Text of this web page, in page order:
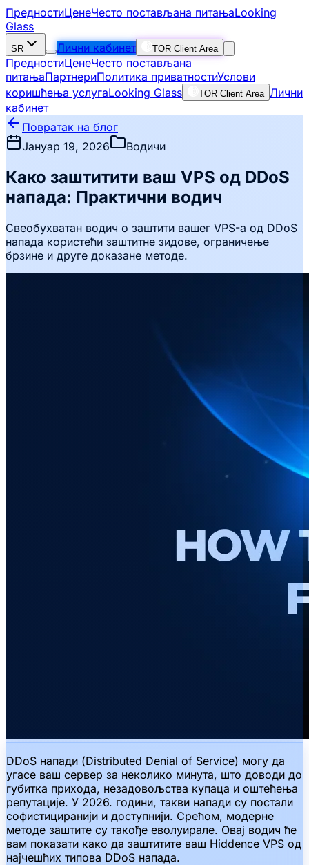
ПредностиЦенеЧесто постављана питањаLooking
Glass
SR Лични кабинет TOR Client Area
ПредностиЦенеЧесто постављана
питањаПартнериПолитика приватностиУслови
коришћења услугаLooking Glass TOR Client Area Лични
кабинет
Повратак на блог
Јануар 19, 2026
Водичи
Како заштитити ваш VPS од DDoS
напада: Практични водич
Свеобухватан водич о заштити вашег VPS-а од DDoS
напада користећи заштитне зидове, ограничење
брзине и друге доказане методе.
DDoS напади (Distributed Denial of Service) могу да
угасе ваш сервер за неколико минута, што доводи до
губитка прихода, незадовољства купаца и оштећења
репутације. У 2026. години, такви напади су постали
софистициранији и доступнији. Срећом, модерне
методе заштите су такође еволуирале. Овај водич ће
вам показати како да заштитите ваш Hiddence VPS од
најчешћих типова DDoS напада.